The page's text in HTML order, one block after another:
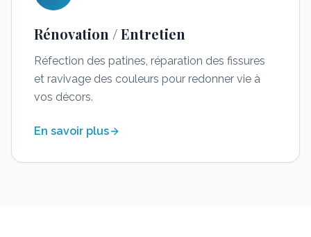
Rénovation / Entretien
Réfection des patines, réparation des fissures
et ravivage des couleurs pour redonner vie à
vos décors.
En savoir plus